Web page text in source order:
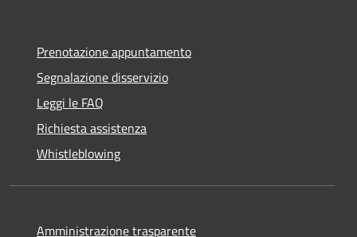
Prenotazione appuntamento
Segnalazione disservizio
Leggi le FAQ
Richiesta assistenza
Whistleblowing
Amministrazione trasparente